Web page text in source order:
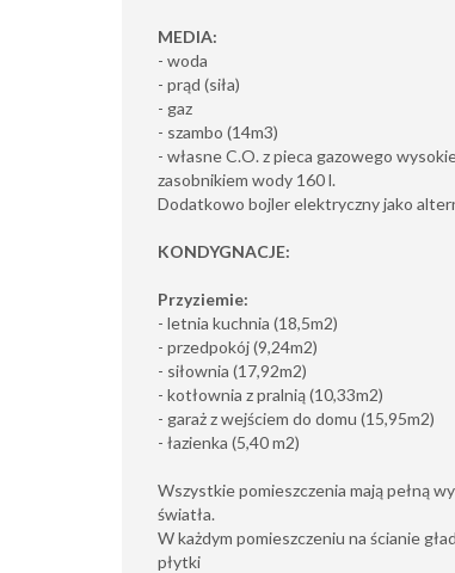
MEDIA:
- woda
- prąd (siła)
- gaz
- szambo (14m3)
- własne C.O. z pieca gazowego
zasobnikiem wody 160 l.
Dodatkowo bojler elektryczny jako
KONDYGNACJE:
Przyziemie:
- letnia kuchnia (18,5m2)
- przedpokój (9,24m2)
- siłownia (17,92m2)
- kotłownia z pralnią (10,33m2)
- garaż z wejściem do domu (15,95m2)
- łazienka (5,40 m2)
Wszystkie pomieszczenia mają pełną
światła.
W każdym pomieszczeniu na ścianie
płytki